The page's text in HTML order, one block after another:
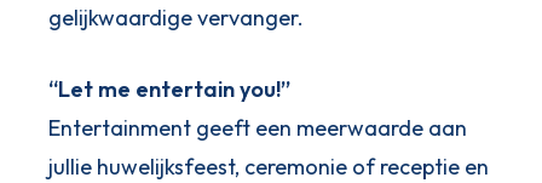
gelijkwaardige vervanger.
“Let me entertain you!”
Entertainment geeft een meerwaarde aan
jullie huwelijksfeest, ceremonie of receptie en